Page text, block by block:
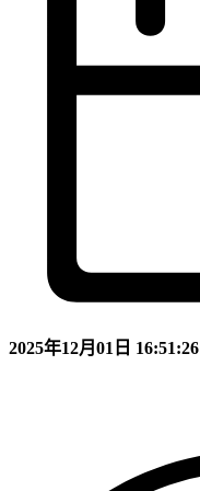
2025年12月01日 16:51:26